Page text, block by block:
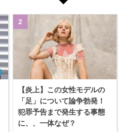
【炎上】この女性モデルの
「足」について論争勃発！
犯罪予告まで発生する事態
に、、一体なぜ？